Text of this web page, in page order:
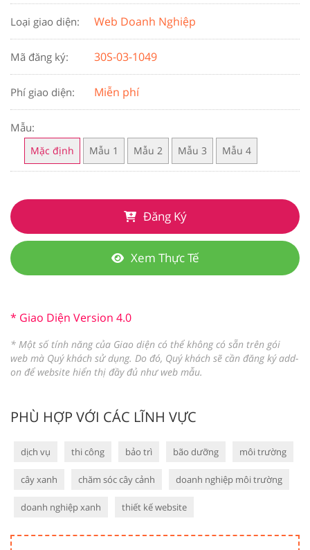
Loại giao diện: Web Doanh Nghiệp
Mã đăng ký: 30S-03-1049
Phí giao diện: Miễn phí
Mẫu:
Mặc định Mẫu 1 Mẫu 2 Mẫu 3 Mẫu 4
Đăng Ký
Xem Thực Tế
* Giao Diện Version 4.0
* Một số tính năng của Giao diện có thể không có sẵn trên gói
web mà Quý khách sử dụng. Do đó, Quý khách sẽ cần đăng ký add-
on để website hiển thị đầy đủ như web mẫu.
PHÙ HỢP VỚI CÁC LĨNH VỰC
dịch vụ thi công bảo trì bão dưỡng môi trường
cây xanh chăm sóc cây cảnh doanh nghiệp môi trường
doanh nghiệp xanh thiết kế website